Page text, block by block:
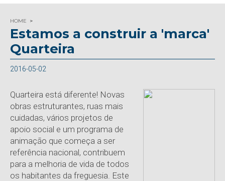
HOME
Estamos a construir a 'marca'
Quarteira
2016-05-02
Quarteira está diferente! Novas
obras estruturantes, ruas mais
cuidadas, vários projetos de
apoio social e um programa de
animação que começa a ser
referência nacional, contribuem
para a melhoria de vida de todos
os habitantes da freguesia. Este